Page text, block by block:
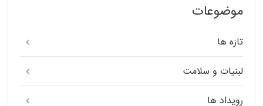
موضوعات
تازه ها
لبنیات و سلامت
رویداد ها